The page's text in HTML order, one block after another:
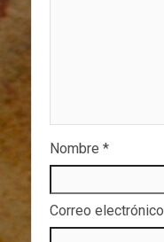
Nombre *
Correo electrónico